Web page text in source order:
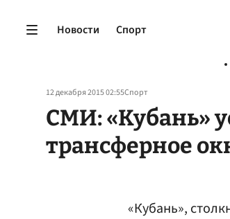
Новости Спорт
12 декабря 2015 02:55Спорт
СМИ: «Кубань»
трансферное
«Кубань»,